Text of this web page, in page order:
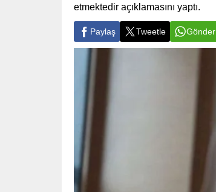
etmektedir açıklamasını yaptı.
Paylaş Tweetle Gönder